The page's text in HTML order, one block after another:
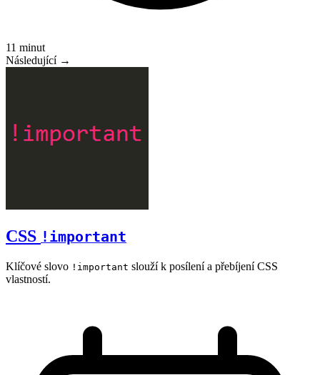
11 minut
Následující →
CSS !important
Klíčové slovo !important slouží k posílení a přebíjení CSS
vlastností.